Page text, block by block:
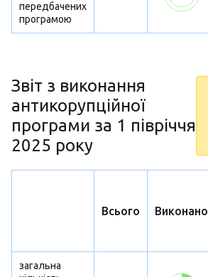
передбачених
програмою
Звіт з виконання
антикорупційної
програми за 1 півріччя
2025 року
Всього Виконано
загальна